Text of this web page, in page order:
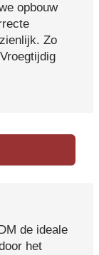
opbouw
Zo
de ideale
het